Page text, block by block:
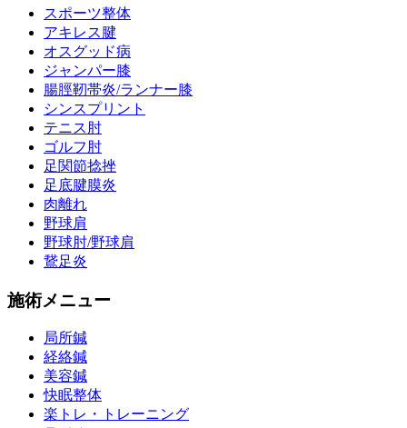
スポーツ整体
アキレス腱
オスグッド病
ジャンパー膝
腸脛靭帯炎/ランナー膝
シンスプリント
テニス肘
ゴルフ肘
足関節捻挫
足底腱膜炎
肉離れ
野球肩
野球肘/野球肩
鵞足炎
施術メニュー
局所鍼
経絡鍼
美容鍼
快眠整体
楽トレ・トレーニング